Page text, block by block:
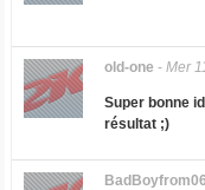
old-one - Mer
Super bonne
résultat ;)
BadBoyfrom06